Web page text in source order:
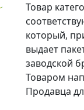
Товар
который,
выдает
заводской
Товаром
Продавца